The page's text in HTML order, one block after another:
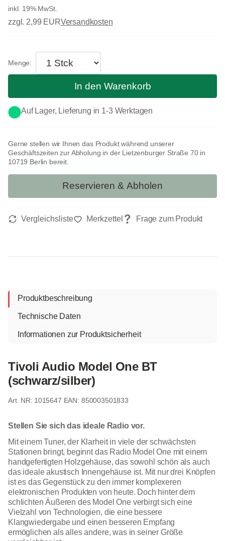
inkl. 19% MwSt.
zzgl. 2,99 EURVersandkosten
Gerne stellen wir Ihnen das Produkt während unserer
Geschäftszeiten zur Abholung in der Lietzenburger Straße 70 in
10719 Berlin bereit.
Reservieren & Abholen
Auf Lager, Lieferung in 1-3 Werktagen
In den Warenkorb
Produktbeschreibung
Technische Daten
Informationen zur Produktsicherheit
Tivoli Audio Model One BT
(schwarz/silber)
1015647 EAN: 850003501833
Stellen Sie sich das ideale Radio vor.
Mit einem Tuner, der Klarheit in viele der schwächsten
Stationen bringt, beginnt das Radio Model One mit einem
handgefertigten Holzgehäuse, das sowohl schön als auch
das ideale akustisch Innengehäuse ist. Mit nur drei Knöpfen
ist es das Gegenstück zu den immer komplexeren
elektronischen Produkten von heute. Doch hinter dem
schlichten Äußeren des Model One verbirgt sich eine
Vielzahl von Technologien, die eine bessere
Klangwiedergabe und einen besseren Empfang
ermöglichen als alles andere, was in seiner Größe